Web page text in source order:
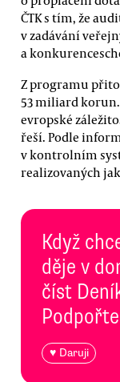
ČTK s tím, že
v zadávání
a
Z programu
53 miliard
evropské
řeší. Podle
v kontrolním
realizovaných
Když
děje v
číst
♥ Daruji